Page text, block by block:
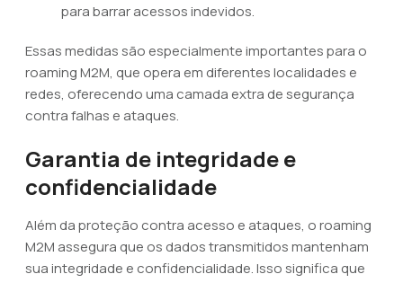
para barrar acessos indevidos.
Essas medidas são especialmente importantes para o
roaming M2M, que opera em diferentes localidades e
redes, oferecendo uma camada extra de segurança
contra falhas e ataques.
Garantia de integridade e
confidencialidade
Além da proteção contra acesso e ataques, o roaming
M2M assegura que os dados transmitidos mantenham
sua integridade e confidencialidade. Isso significa que